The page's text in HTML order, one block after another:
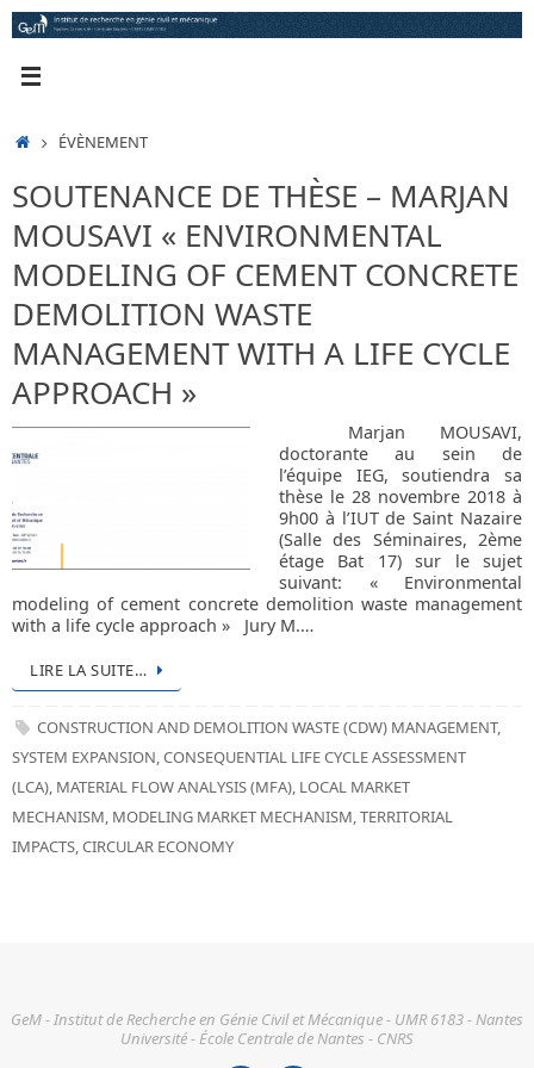
Passer
au
ACCUEIL
ÉVÈNEMENT
SOUTENANCE DE THÈSE – MARJAN
MOUSAVI « ENVIRONMENTAL
MODELING OF CEMENT CONCRETE
DEMOLITION WASTE
MANAGEMENT WITH A LIFE CYCLE
APPROACH »
Marjan MOUSAVI,
doctorante au sein de
l’équipe IEG, soutiendra sa
thèse le 28 novembre 2018 à
9h00 à l’IUT de Saint Nazaire
(Salle des Séminaires, 2ème
étage Bat 17) sur le sujet
suivant: « Environmental
modeling of cement concrete demolition waste management
with a life cycle approach » Jury M.…
LIRE LA SUITE…
CONSTRUCTION AND DEMOLITION WASTE (CDW) MANAGEMENT,
SYSTEM EXPANSION,CONSEQUENTIAL LIFE CYCLE ASSESSMENT
(LCA), MATERIAL FLOW ANALYSIS (MFA), LOCAL MARKET
MECHANISM, MODELING MARKET MECHANISM,TERRITORIAL
IMPACTS,CIRCULAR ECONOMY
GeM - Institut de Recherche en Génie Civil et Mécanique - UMR 6183 - Nantes
Université - École Centrale de Nantes - CNRS